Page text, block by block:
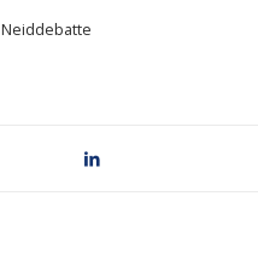
Neiddebatte